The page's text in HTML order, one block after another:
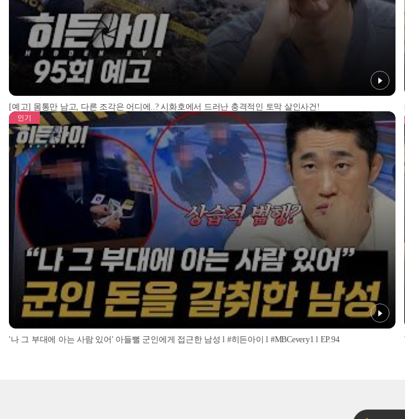
[예고] 몸통만 남고, 다른 조각은 어디에..? 시화호에서 드러난 충격적인 토막 살인사건!
인기
'나 그 부대에 아는 사람 있어' 아들뻘 군인에게 접근한 남성 l #히든아이 l #MBCevery1 l EP.94